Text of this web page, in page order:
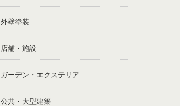
外壁塗装
店舗・施設
ガーデン・エクステリア
公共・大型建築